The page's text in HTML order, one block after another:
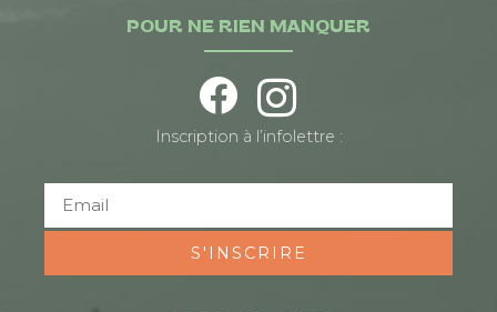
POUR NE RIEN MANQUER
Inscription à l’infolettre :
S'INSCRIRE